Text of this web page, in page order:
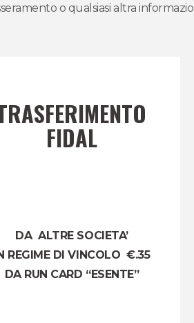
o qualsiasi altra
FIDAL
DA ALTRE SOCIETA’
REGIME DI VINCOLO €.35
DA RUN CARD “ESENTE”